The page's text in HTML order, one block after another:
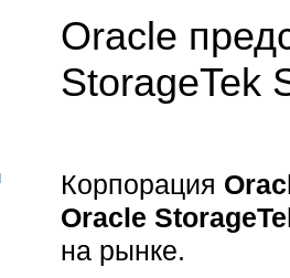
Oracle
StorageTek
Корпорация
Oracle
на рынке.